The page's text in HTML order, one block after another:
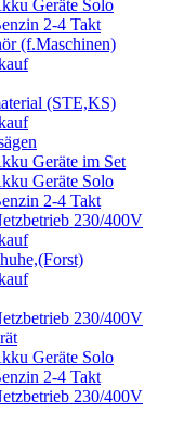
Geräte Solo
2-4 Takt
(f.Maschinen)
(STE,KS)
Geräte im Set
Geräte Solo
2-4 Takt
230/400V
230/400V
Geräte Solo
2-4 Takt
230/400V